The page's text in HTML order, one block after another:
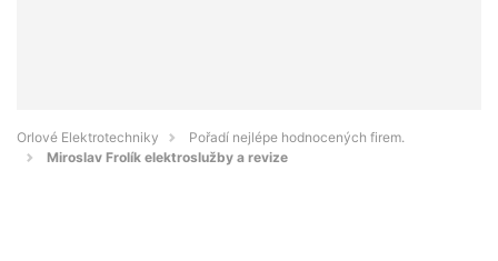
Orlové Elektrotechniky
Pořadí nejlépe hodnocených firem.
Miroslav Frolík elektroslužby a revize